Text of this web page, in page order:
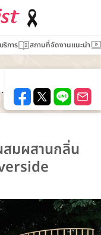
ริการ สถานที่จัดงานแนะนำ
สมผสานกลิ่น